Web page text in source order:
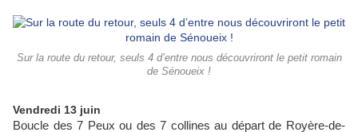
Sur la route du retour, seuls 4 d’entre nous découvriront le petit romain
de Sénoueix !
Vendredi 13 juin
Boucle des 7 Peux ou des 7 collines au départ de Royère-de-